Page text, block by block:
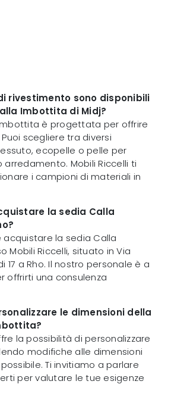
rivestimento sono disponibili
Imbottita di Midj?
è progettata per offrire
scegliere tra diversi
ecopelle o pelle per
Mobili Riccelli ti
i campioni di materiali in
la sedia Calla
acquistare la sedia Calla
Mobili Riccelli, situato in Via
17 a Rho. Il nostro personale è a
offrirti una consulenza
le dimensioni della
la possibilità di personalizzare
modifiche alle dimensioni
Ti invitiamo a parlare
per valutare le tue esigenze